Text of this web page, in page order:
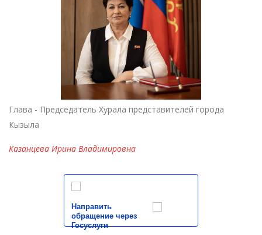
Глава - Председатель Хурала представителей города
Кызыла
Казанцева Ирина Владимировна
Направить
обращение через
Госуслуги